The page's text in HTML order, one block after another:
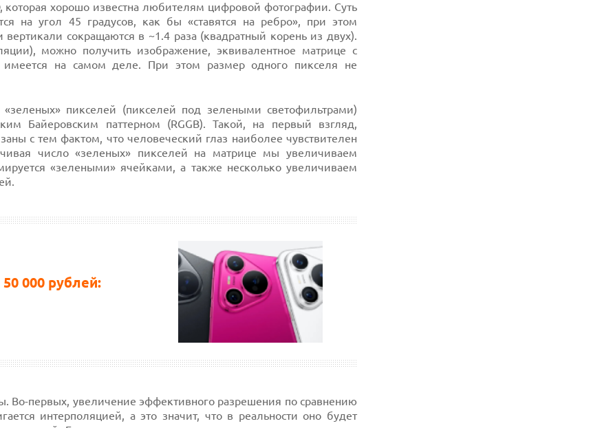
которая хорошо известна любителям цифровой фотографии. Суть
на угол 45 градусов, как бы «ставятся на ребро», при этом
сокращаются в ~1.4 раза (квадратный корень из двух).
можно получить изображение, эквивалентное матрице с
на самом деле. При этом размер одного пикселя не
пикселей (пикселей под зелеными светофильтрами)
Байеровским паттерном (RGGB). Такой, на первый взгляд,
с тем фактом, что человеческий глаз наиболее чувствителен
число «зеленых» пикселей на матрице мы увеличиваем
«зелеными» ячейками, а также несколько увеличиваем
000 рублей:
Во-первых, увеличение эффективного разрешения по сравнению
интерполяцией, а это значит, что в реальности оно будет